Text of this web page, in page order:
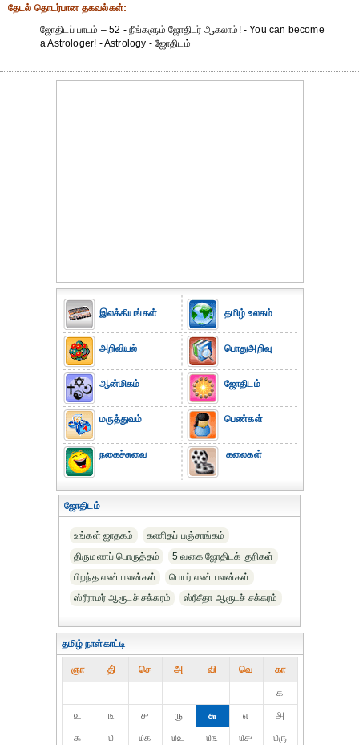
தேட‌ல் தொட‌ர்பான தகவ‌ல்க‌ள்:
ஜோதிடப் பாடம் – 52 - நீங்களும் ஜோதிடர் ஆகலாம்! - You can become
a Astrologer! - Astrology - ஜோதிடம்
இலக்கியங்கள்
அறிவியல்
ஆன்மிகம்
மருத்துவம்
நகைச்சுவை
தமிழ் உலகம்
பொதுஅறிவு
ஜோதிடம்
பெண்கள்
கலைகள்
ஜோதிடம்
உங்கள் ஜாதகம்
கணிதப் பஞ்சாங்கம்
திருமணப் பொருத்தம்
5 வகை ஜோதிடக் குறிகள்
பிறந்த எண் பலன்கள்
பெயர் எண் பலன்கள்
ஸ்ரீராமர் ஆரூடச் சக்கரம்
ஸ்ரீசீதா ஆரூடச் சக்கரம்
தமிழ் நாள்காட்டி
ஞா தி் செ அ வி வெ கா
௧
௨
௩ ௪ ௫ ௬ ௭
௮
௯
௰ ௰௧ ௰௨ ௰௩ ௰௪
௰௫